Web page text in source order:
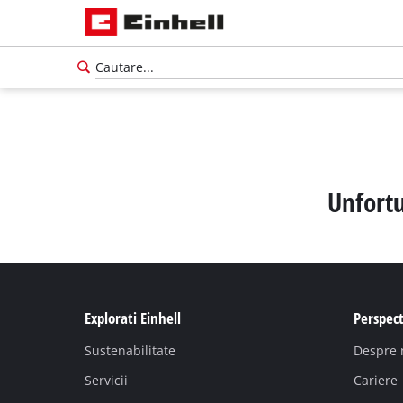
Explorati Einhell
Sustenabilitate
Servicii
Despre
Cariere